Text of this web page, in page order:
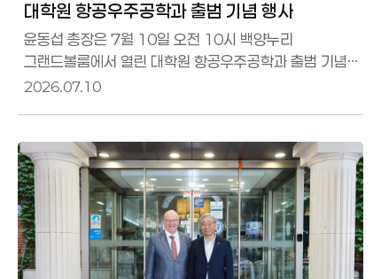
대학원 항공우주공학과 출범 기념 행사
윤동섭 총장은 7월 10일 오전 10시 백양누리
그랜드볼룸에서 열린 대학원 항공우주공학과 출범 기념
행사에 참석했다.윤동섭 총장은 "대학원
이정표"라며 "창의적인 인재 양성과 세계적 수준의 연구를
바탕으로 교육 연구 산학협력이 선순환하는 혁신
생태계를 구축해 대한민국 우주항공 발전에
기여하겠다"고 말했다.우리 대학교는 지난 20여 년간
국내 대학을 대표하는 초소형 위성 연구를 수행하며
위성의 설계부터 제작, 발사, 운용까지 전 과정
2026.07.10